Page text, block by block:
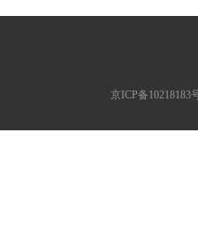
京ICP备10218183